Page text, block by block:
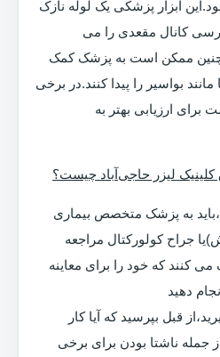
ابزار پزشکی یک لوله نازک
کانال مقعدی را می
ممکن است به پزشک کمک
بواسیر را پیدا کنند.در برخی
ارزیابی بهتر به
لیزر حاجی‌آباد چیست؟
به پزشک متخصص بیماری
جراح کولورکتال مراجعه
کنند که خود را برای معاینه
دهید
قبل بپرسید که آیا کار
جمله ناشتا بودن برای برخی